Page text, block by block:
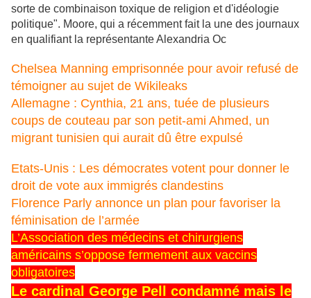
sorte de combinaison toxique de religion et d'idéologie
politique". Moore, qui a récemment fait la une des journaux
en qualifiant la représentante Alexandria Oc
Chelsea Manning emprisonnée pour avoir refusé de
témoigner au sujet de Wikileaks
Allemagne : Cynthia, 21 ans, tuée de plusieurs
coups de couteau par son petit-ami Ahmed, un
migrant tunisien qui aurait dû être expulsé
Etats-Unis : Les démocrates votent pour donner le
droit de vote aux immigrés clandestins
Florence Parly annonce un plan pour favoriser la
féminisation de l’armée
L’Association des médecins et chirurgiens
américains s’oppose fermement aux vaccins
obligatoires
Le cardinal George Pell condamné mais le